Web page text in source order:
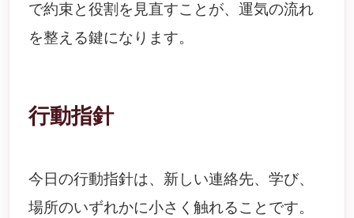
で約束と役割を見直すことが、運気の流れ
を整える鍵になります。
行動指針
今日の行動指針は、新しい連絡先、学び、
場所のいずれかに小さく触れることです。